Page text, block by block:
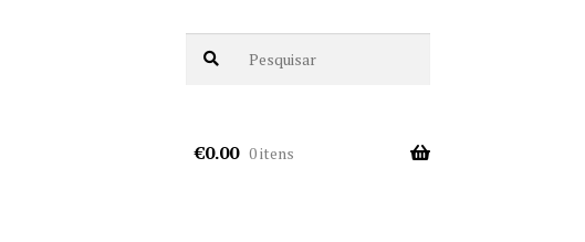
€0.00 0 itens